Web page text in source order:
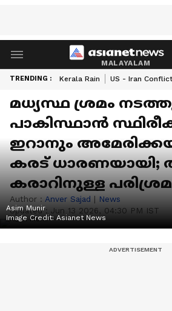
MALAYALAM
TRENDING : Kerala Rain US - Iran Conflict
മധ്യസ്ഥ ശ്രമം
പാകിസ്ഥാൻ
ഇറാനും
കരട് ധാരണയായി;
കരാറിനുള്ള
Author : Anver Sajad | News
Updated : Jun 13 2026, 04:30 PM IST
Asim Munir
Image Credit: Asianet News